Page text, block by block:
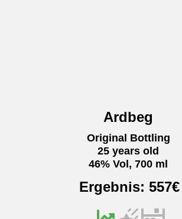
Ardbeg
Original Bottling
25 years old
46% Vol, 700 ml
Ergebnis: 557€